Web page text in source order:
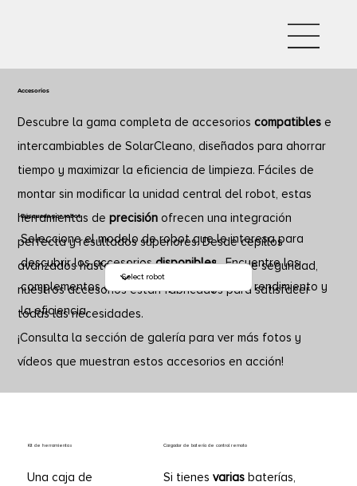
Accesorios
Descubre la gama completa de accesorios compatibles e
intercambiables de SolarCleano, diseñados para ahorrar
tiempo y maximizar la eficiencia de limpieza. Fáciles de
montar sin modificar la unidad central del robot, estas
herramientas de precisión ofrecen una integración
perfecta y resultados superiores. Desde cepillos
avanzados hasta soluciones innovadoras de seguridad,
nuestros accesorios están fabricados para satisfacer
todas las necesidades.
¡Consulta la sección de galería para ver más fotos y
vídeos que muestran estos accesorios en acción!
Búsqueda porrobot
Seleccione el modelo de robot que le interesa para
descubrir los accesoriosdisponibles. Encuentre los
complementos adecuados para mejorar el rendimiento y
la eficiencia.
Kit de herramientas
Una caja de
Cargador de batería de control remoto
Si tienesvarias baterías,